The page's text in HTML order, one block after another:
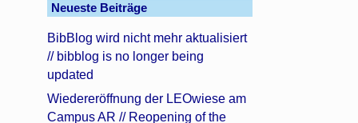
Neueste Beiträge
BibBlog wird nicht mehr aktualisiert
// bibblog is no longer being
updated
Wiedereröffnung der LEOwiese am
Campus AR // Reopening of the